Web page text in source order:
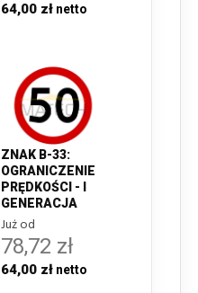
64,00 zł
ZNAK B-33:
OGRANICZENIE
PRĘDKOŚCI - I
GENERACJA
Już od
78,72 zł
64,00 zł